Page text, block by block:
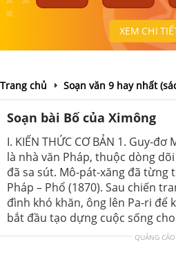
XEM CHI
Trang chủ Soạn văn 9 hay nhất
Soạn bài Bố của Ximông
I. KIẾN THỨC CƠ BẢN 1. Guy-
là nhà văn Pháp, thuộc dòng
đã sa sút. Mô-pát-xăng đã từng
Pháp – Phổ (1870). Sau chiến
đình khó khăn, ông lên Pa-ri để
bắt đầu tạo dựng cuộc sống
QUẢNG CÁO